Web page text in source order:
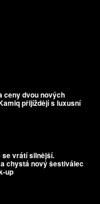
ceny dvou nových
přijíždějí s luxusní
se vrátí silnější.
chystá nový šestiválec
up